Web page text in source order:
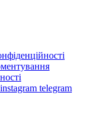
instagram telegram